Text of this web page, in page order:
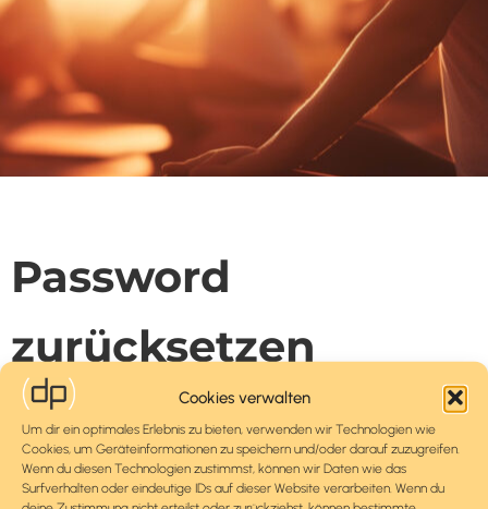
Cookies verwalten
Um dir ein optimales Erlebnis zu bieten, verwenden wir Technologien wie
Cookies, um Geräteinformationen zu speichern und/oder darauf zuzugreifen.
Wenn du diesen Technologien zustimmst, können wir Daten wie das
Surfverhalten oder eindeutige IDs auf dieser Website verarbeiten. Wenn du
Password
zurücksetzen
Wir schicken an Deine E-Mail-Adresse einen Link, mit dem Du
das Passwort zurücksetzen kannst.
E-Mail